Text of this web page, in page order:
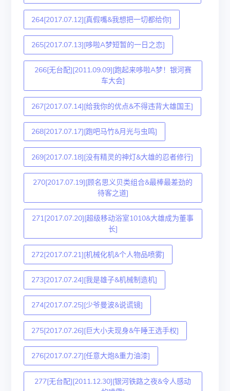
264[2017.07.12][真假嘴&我想把一切都给你]
265[2017.07.13][哆啦A梦短暂的一日之恋]
266[无台配][2011.09.09][跑起来哆啦A梦！银河赛
车大会]
267[2017.07.14][给我你的优点&不得违背大雄国王]
268[2017.07.17][跑吧马竹&月光与虫鸣]
269[2017.07.18][没有精灵的神灯&大雄的忍者修行]
270[2017.07.19][顾名思义贝类组合&最棒最差劲的
待客之道]
271[2017.07.20][超级移动浴室1010&大雄成为董事
长]
272[2017.07.21][机械化机&个人物品喷雾]
273[2017.07.24][我是雄子&机械制造机]
274[2017.07.25][少爷曼波&说谎镜]
275[2017.07.26][巨大小夫现身&午睡王选手权]
276[2017.07.27][任意大炮&重力油漆]
277[无台配][2011.12.30][银河铁路之夜&令人感动